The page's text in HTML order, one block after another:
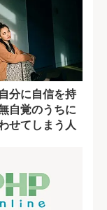
分に自信を持
自覚のうちに
せてしまう人